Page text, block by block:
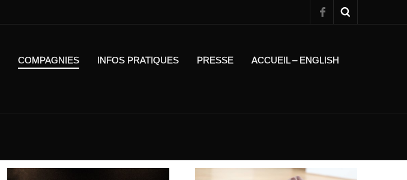
COMPAGNIES INFOS PRATIQUES PRESSE
ACCUEIL – ENGLISH